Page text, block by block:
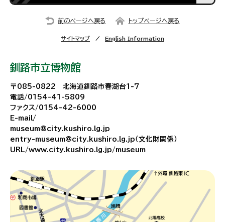
前のページへ戻る トップページへ戻る
サイトマップ English Information
釧路市立博物館
〒085-0822 北海道釧路市春湖台1-7
電話/0154-41-5809
ファクス/0154-42-6000
E-mail/
museum@city.kushiro.lg.jp
entry-museum@city.kushiro.lg.jp（文化財関係）
URL/www.city.kushiro.lg.jp/museum